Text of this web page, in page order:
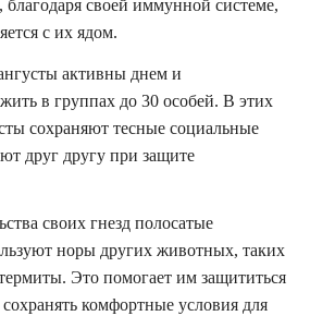
благодаря своей иммунной системе,
с их ядом.
активны днем и
в группах до 30 особей. В этих
сохраняют тесные социальные
друг другу при защите
своих гнезд полосатые
норы других животных, таких
Это помогает им защититься
комфортные условия для